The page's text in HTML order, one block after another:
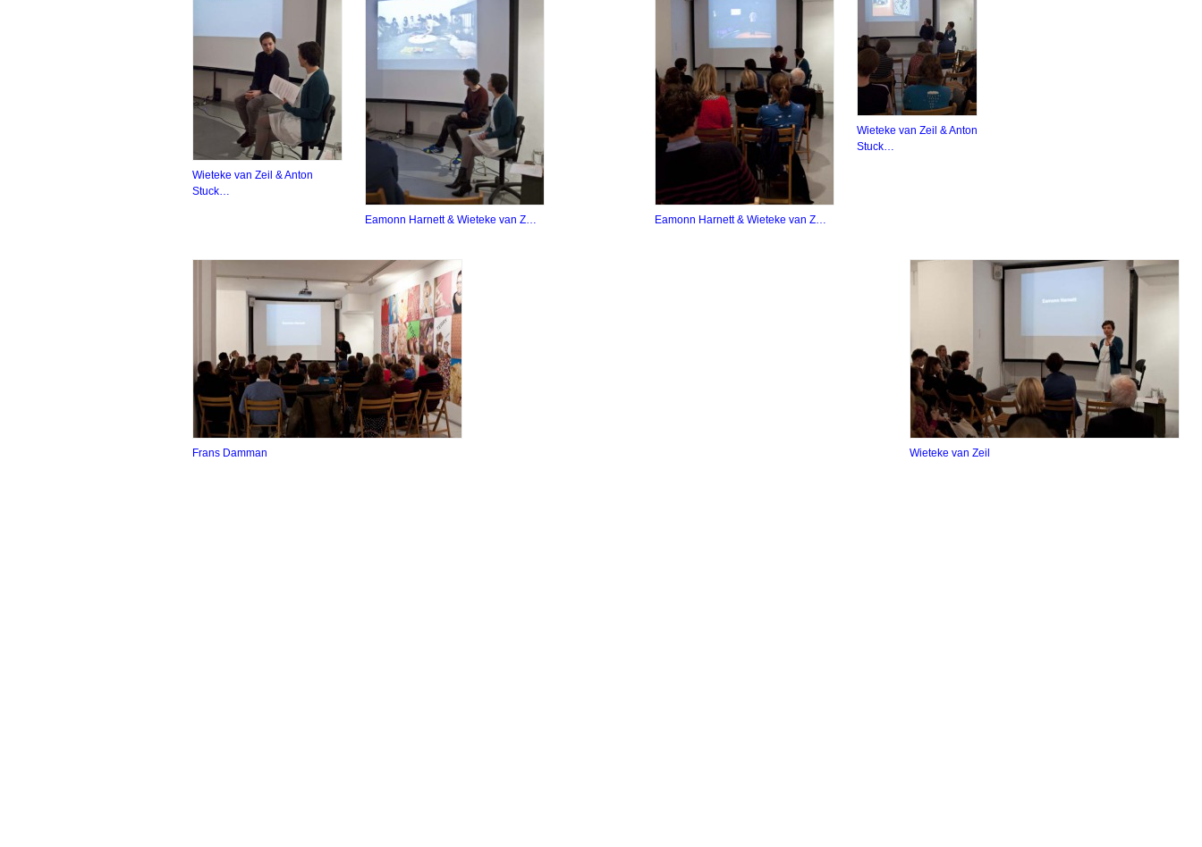
Wieteke van Zeil & Anton
Stuck…
Wieteke van Zeil & Anton
Stuck…
Eamonn Harnett & Wieteke van Z…
Eamonn Harnett & Wieteke van Z…
Wieteke van Zeil
Frans Damman